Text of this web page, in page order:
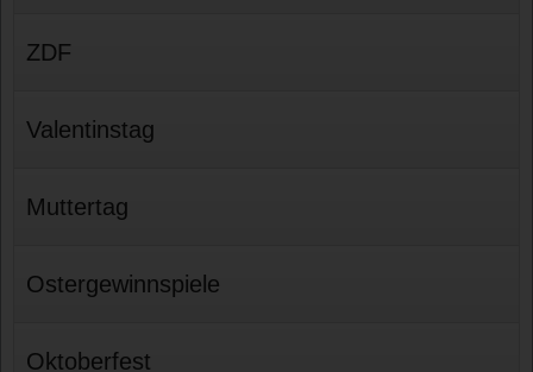
ZDF
Valentinstag
Muttertag
Ostergewinnspiele
Oktoberfest